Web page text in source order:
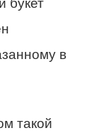
букет
в
такой